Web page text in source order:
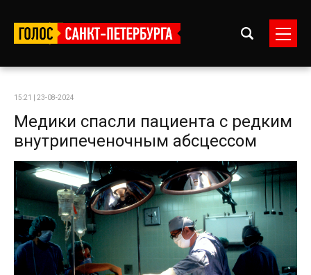
15:21 | 23-08-2024
Медики спасли пациента с редким
внутрипеченочным абсцессом